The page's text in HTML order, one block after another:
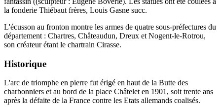
la fonderie Thiébaut frères, Louis Gasne succ.
L'écusson au fronton montre les armes de quatre sous-préfectures du
département : Chartres, Châteaudun, Dreux et Nogent-le-Rotrou,
son créateur étant le chartrain Cirasse.
Historique
L'arc de triomphe en pierre fut érigé en haut de la Butte des
charbonniers et au bord de la place Châtelet en 1901, soit trente ans
après la défaite de la France contre les Etats allemands coalisés.